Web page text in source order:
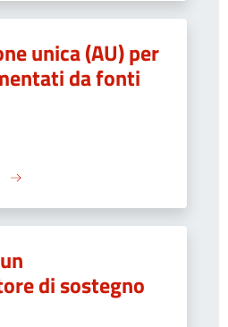
unica (AU) per
da fonti
di sostegno